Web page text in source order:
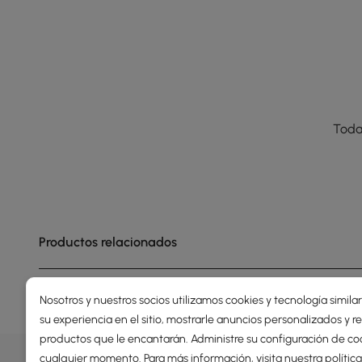
Productos relacionados
Nosotros y nuestros socios utilizamos cookies y tecnología
su experiencia en el sitio, mostrarle anuncios personalizados y
productos que le encantarán. Administre su configuración de
cualquier momento. Para más información, visita nuestra